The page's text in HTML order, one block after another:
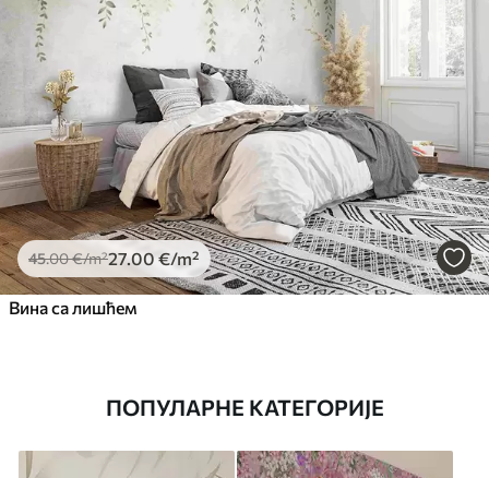
45.00€/m²27.00 €/m²
Вина са лишћем
ПОПУЛАРНЕ КАТЕГОРИЈЕ